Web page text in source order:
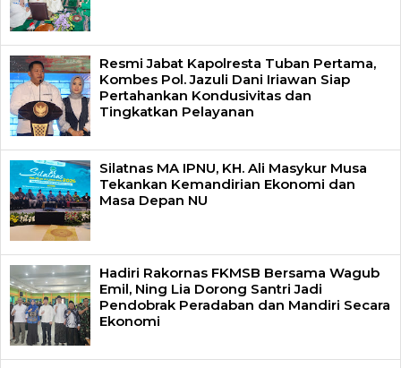
Resmi Jabat Kapolresta Tuban Pertama,
Kombes Pol. Jazuli Dani Iriawan Siap
Pertahankan Kondusivitas dan
Tingkatkan Pelayanan
Silatnas MA IPNU, KH. Ali Masykur Musa
Tekankan Kemandirian Ekonomi dan
Masa Depan NU
Hadiri Rakornas FKMSB Bersama Wagub
Emil, Ning Lia Dorong Santri Jadi
Pendobrak Peradaban dan Mandiri Secara
Ekonomi